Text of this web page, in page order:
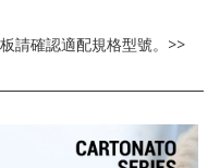
請確認適配規格型號。>>